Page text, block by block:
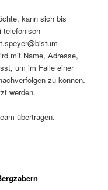
kann sich bis
telefonisch
mit Name, Adresse,
um im Falle einer
zu können.
werden.
übertragen.